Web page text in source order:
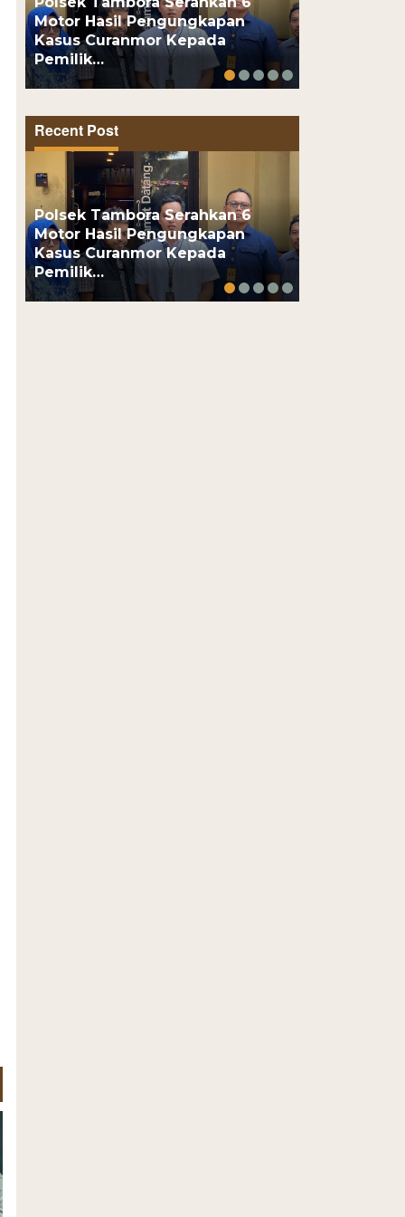
Motor Hasil Pengungkapan
Kasus Curanmor Kepada
Pemilik…
Recent Post
Polsek Tambora Serahkan 6
Motor Hasil Pengungkapan
Kasus Curanmor Kepada
Pemilik…